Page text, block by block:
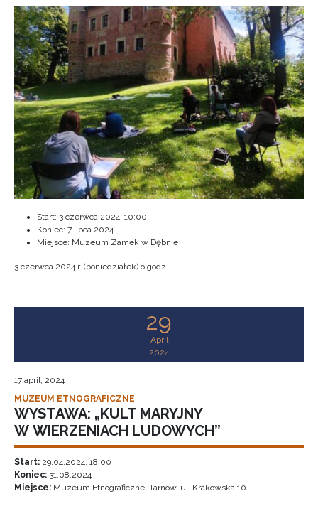
Start: 3 czerwca 2024, 10:00
Koniec: 7 lipca 2024
Miejsce: Muzeum Zamek w Dębnie
3 czerwca 2024 r. (poniedziałek) o godz.
29
April
2024
17 april, 2024
MUZEUM ETNOGRAFICZNE
WYSTAWA: „KULT MARYJNY
W WIERZENIACH LUDOWYCH”
Start: 29.04.2024, 18:00
Koniec: 31.08.2024
Miejsce: Muzeum Etnograficzne, Tarnów, ul. Krakowska 10